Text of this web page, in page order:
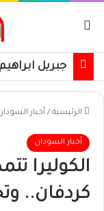
الرئيسية / أخبار
أخبار السودان
الكوليرا
كردفان..